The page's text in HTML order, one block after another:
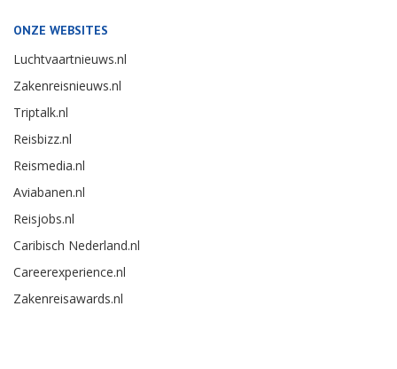
ONZE WEBSITES
Luchtvaartnieuws.nl
Zakenreisnieuws.nl
Triptalk.nl
Reisbizz.nl
Reismedia.nl
Aviabanen.nl
Reisjobs.nl
Caribisch Nederland.nl
Careerexperience.nl
Zakenreisawards.nl